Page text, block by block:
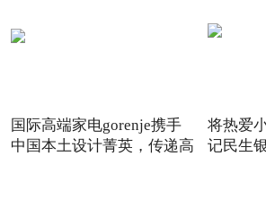
国际高端家电gorenje携手
中国本土设计菁英，传递高
将热爱
记民生